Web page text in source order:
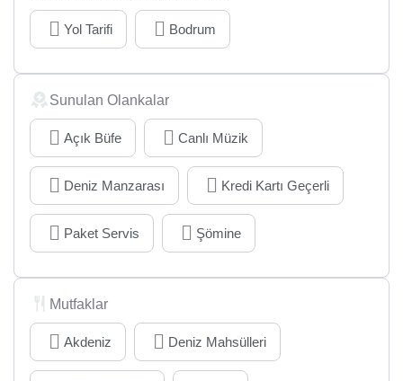
Yol Tarifi Bodrum
Sunulan Olankalar
Açık Büfe Canlı Müzik
Deniz Manzarası Kredi Kartı Geçerli
Paket Servis Şömine
Mutfaklar
Akdeniz Deniz Mahsülleri